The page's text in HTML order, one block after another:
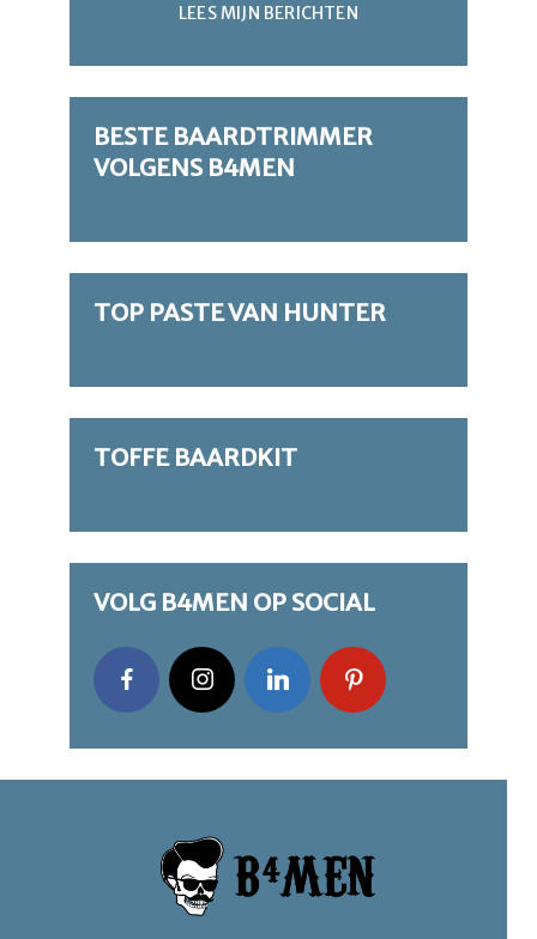
LEES MIJN BERICHTEN
BESTE BAARDTRIMMER
VOLGENS B4MEN
TOP PASTE VAN HUNTER
TOFFE BAARDKIT
VOLG B4MEN OP SOCIAL